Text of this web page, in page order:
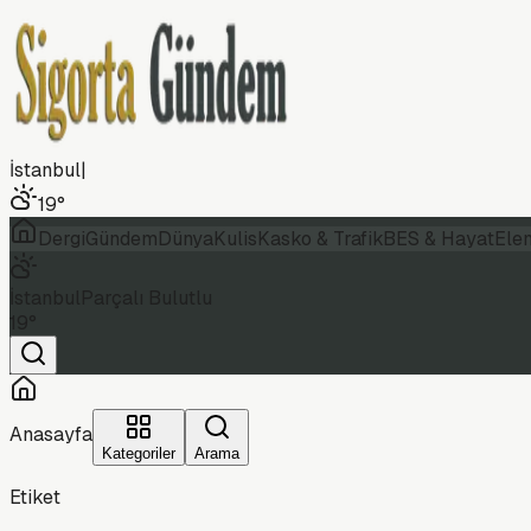
İstanbul|
19°
DergiGündemDünyaKulisKasko & TrafikBES & Hayat
Anasayfa
Kategoriler Arama
Etiket